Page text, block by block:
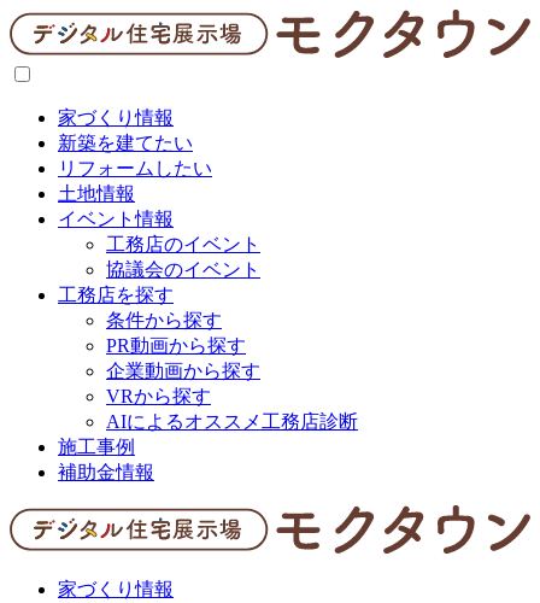
家づくり情報
新築を建てたい
リフォームしたい
土地情報
イベント情報
工務店のイベント
協議会のイベント
工務店を探す
条件から探す
PR動画から探す
企業動画から探す
VRから探す
AIによるオススメ工務店診断
施工事例
補助金情報
家づくり情報